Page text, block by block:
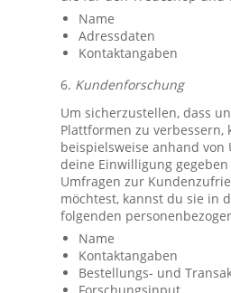
Name
Adressdaten
Kontaktangaben
6. Kundenforschung
Um sicherzustellen, dass
Plattformen zu
beispielsweise anhand
deine Einwilligung
Umfragen zur
möchtest, kannst du sie in
folgenden
Name
Kontaktangaben
Bestellungs- und